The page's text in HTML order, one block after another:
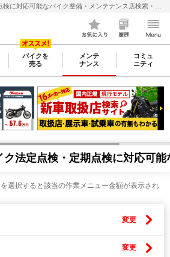
バイクを
売る
メンテ
ナンス
コミュ
ニティ
ク法定点検・定期点検に対応可能
選択すると該当の作業メニュー金額が表示され
変更
変更